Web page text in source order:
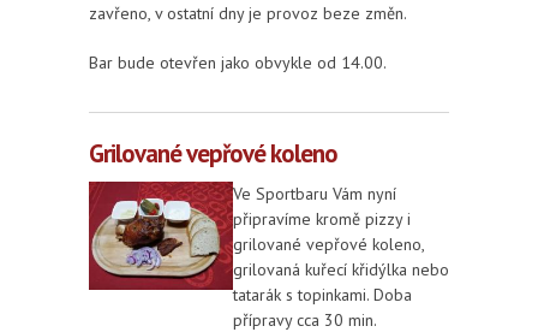
zavřeno, v ostatní dny je provoz beze změn.
Bar bude otevřen jako obvykle od 14.00.
Grilované vepřové koleno
Ve Sportbaru Vám nyní
připravíme kromě pizzy i
grilované vepřové koleno,
grilovaná kuřecí křidýlka nebo
tatarák s topinkami. Doba
přípravy cca 30 min.